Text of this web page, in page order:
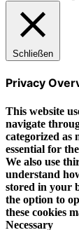
Schließen
Privacy
This website
navigate
categorized as
essential for
We also use
understand
stored in your
the option to
these cookies
Necessary